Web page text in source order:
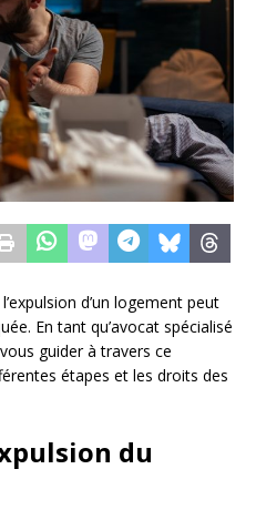
d’un logement peut
En tant qu’avocat spécialisé
guider à travers ce
étapes et les droits des
du